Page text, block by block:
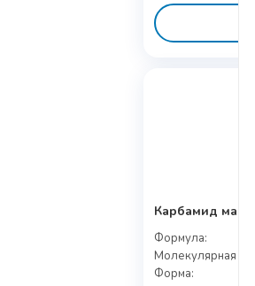
Карбамид
Формула:
Молекулярная
Форма: